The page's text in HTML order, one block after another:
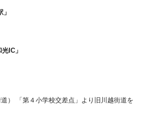
IC」
） 「第４小学校交差点」より旧川越街道を